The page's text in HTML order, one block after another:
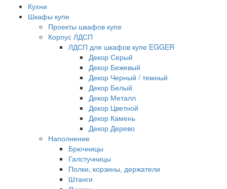
Кухни
Шкафы купе
Проекты шкафов купе
Корпус ЛДСП
ЛДСП для шкафов купе EGGER
Декор Серый
Декор Бежевый
Декор Черный / темный
Декор Белый
Декор Металл
Декор Цветной
Декор Камень
Декор Дерево
Наполнение
Брючницы
Галстучницы
Полки, корзины, держатели
Штанги